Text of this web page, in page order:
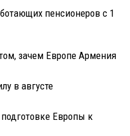
пенсионеров с 1
зачем Европе Армения
в августе
Европы к